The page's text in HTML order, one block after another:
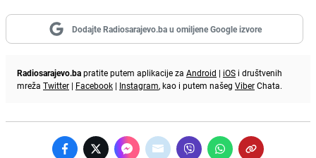
Dodajte Radiosarajevo.ba u omiljene Google izvore
Radiosarajevo.bapratite putem aplikacije za Android | iOS i društvenih
mreža Twitter | Facebook | Instagram, kao i putem našeg ViberChata.